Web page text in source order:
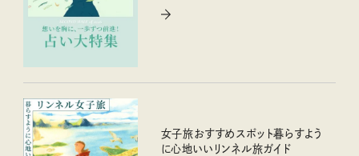
女子旅おすすめスポット暮らすよう
に心地いいリンネル旅ガイド